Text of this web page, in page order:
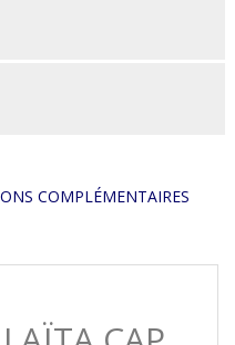
COMPLÉMENTAIRES